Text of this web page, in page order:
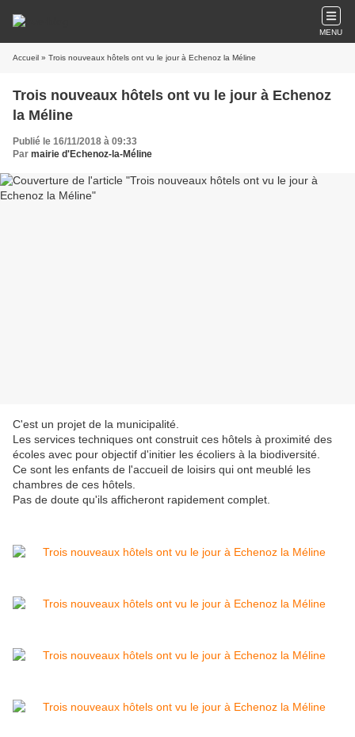
MENU
Accueil » Trois nouveaux hôtels ont vu le jour à Echenoz la Méline
Trois nouveaux hôtels ont vu le jour à Echenoz
la Méline
Publié le 16/11/2018 à 09:33
Par mairie d'Echenoz-la-Méline
C'est un projet de la municipalité.
Les services techniques ont construit ces hôtels à proximité des
écoles avec pour objectif d'initier les écoliers à la biodiversité.
Ce sont les enfants de l'accueil de loisirs qui ont meublé les
chambres de ces hôtels.
Pas de doute qu'ils afficheront rapidement complet.